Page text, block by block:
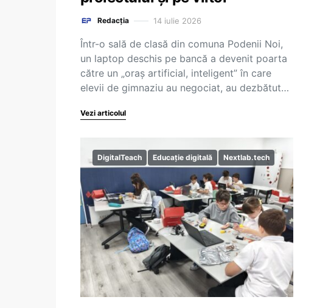
Redacția 14 iulie 2026
Într-o sală de clasă din comuna Podenii Noi,
un laptop deschis pe bancă a devenit poarta
către un „oraș artificial, inteligent” în care
elevii de gimnaziu au negociat, au dezbătut…
Vezi articolul
DigitalTeach Educație digitală Nextlab.tech